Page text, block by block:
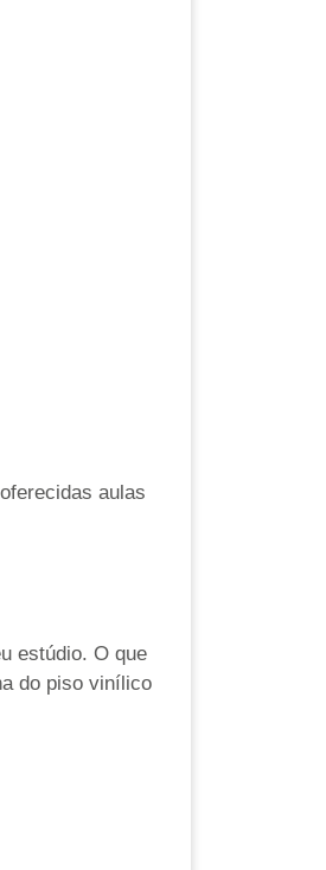
aulas
estúdio. O que
do piso vinílico